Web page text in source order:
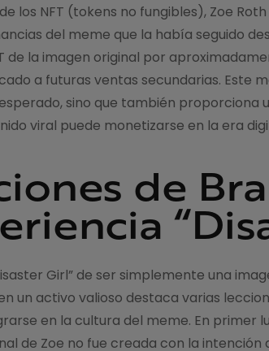
los NFT (tokens no fungibles), Zoe
del meme que la había seguido
de la imagen original por
a futuras ventas secundarias. Este
sino que también proporciona
viral puede monetizarse en la era
de
Girl” de ser simplemente una
un activo valioso destaca varias
en la cultura del meme. En primer
de Zoe no fue creada con la